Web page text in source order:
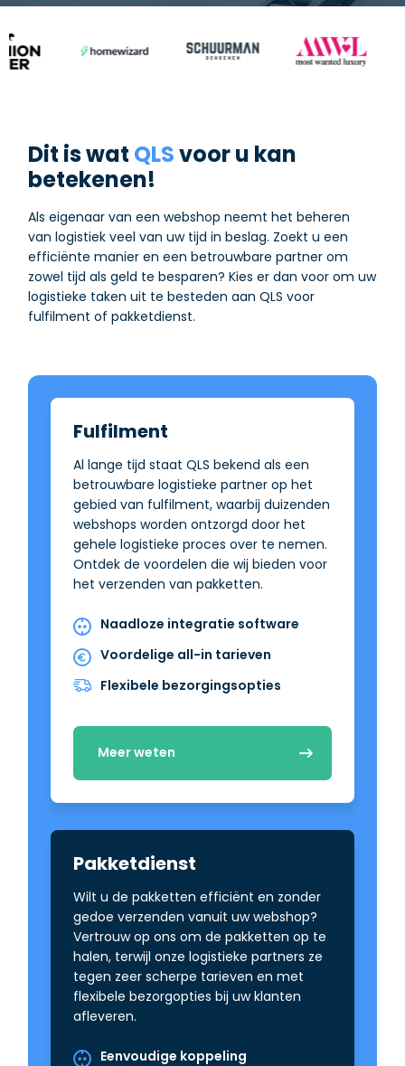
Dit is wat QLSvoor u kan
betekenen!
Als eigenaar van een webshop neemt het beheren
van logistiek veel van uw tijd in beslag. Zoekt u een
efficiënte manier en een betrouwbare partner om
zowel tijd als geld te besparen? Kies er dan voor om uw
logistieke taken uit te besteden aan QLS voor
fulfilment of pakketdienst.
Fulfilment
Al lange tijd staat QLS bekend als een
betrouwbare logistieke partner op het
gebied van fulfilment, waarbij duizenden
webshops worden ontzorgd door het
gehele logistieke proces over te nemen.
Ontdek de voordelen die wij bieden voor
het verzenden van pakketten.
Naadloze integratie software
Voordelige all-in tarieven
Flexibele bezorgingsopties
Meer weten
Pakketdienst
Wilt u de pakketten efficiënt en zonder
gedoe verzenden vanuit uw webshop?
Vertrouw op ons om de pakketten op te
halen, terwijl onze logistieke partners ze
tegen zeer scherpe tarieven en met
flexibele bezorgopties bij uw klanten
afleveren.
Eenvoudige koppeling